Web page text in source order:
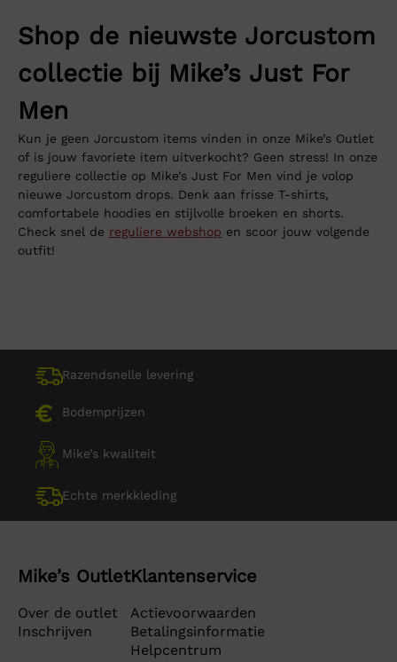
Shop de nieuwste Jorcustom
collectie bij Mike’s Just For
Men
Kun je geen Jorcustom items vinden in onze Mike’s Outlet
of is jouw favoriete item uitverkocht? Geen stress! In onze
reguliere collectie op Mike’s Just For Men vind je volop
nieuwe Jorcustom drops. Denk aan frisse T-shirts,
comfortabele hoodies en stijlvolle broeken en shorts.
Check snel de reguliere webshop en scoor jouw volgende
outfit!
Razendsnelle levering
Bodemprijzen
Mike’s kwaliteit
Echte merkkleding
Mike’s Outlet
Over de outlet
Inschrijven
Klantenservice
Actievoorwaarden
Betalingsinformatie
Helpcentrum